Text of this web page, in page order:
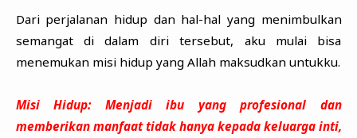
Dari perjalanan hidup dan hal-hal yang menimbulkan
semangat di dalam diri tersebut, aku mulai bisa
menemukan misi hidup yang Allah maksudkan untukku.
Misi Hidup: Menjadi ibu yang profesional dan
memberikan manfaat tidak hanya kepada keluarga inti,